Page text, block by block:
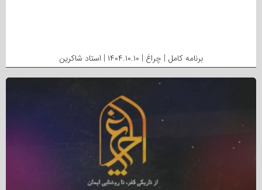
برنامه کامل | چراغ | ۱۴۰۴.۱۰.۱۰ | استاد شاکرین